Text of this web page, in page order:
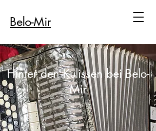
Belo-Mir
Hinter den Kulissen bei Belo-
Mir